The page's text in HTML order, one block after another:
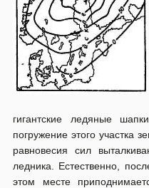
гигантские ледяные
погружение этого участка
равновесия сил
ледника. Естественно,
этом месте